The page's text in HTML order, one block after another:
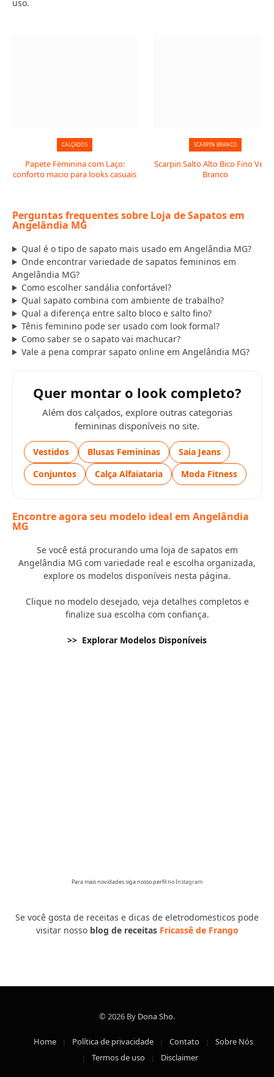
uso.
CALÇADOS
Papete Feminina com Laço:
conforto macio para looks casuais
SCARPIN BRANCO
Scarpin Salto Alto Bico Fino
Branco
Perguntas frequentes sobre Loja de Sapatos em
Angelândia MG
Qual é o tipo de sapato mais usado em Angelândia MG?
Onde encontrar variedade de sapatos femininos em
Angelândia MG?
Como escolher sandália confortável?
Qual sapato combina com ambiente de trabalho?
Qual a diferença entre salto bloco e salto fino?
Tênis feminino pode ser usado com look formal?
Como saber se o sapato vai machucar?
Vale a pena comprar sapato online em Angelândia MG?
Quer montar o look completo?
Além dos calçados, explore outras categorias
femininas disponíveis no site.
Vestidos Blusas Femininas
Saia Jeans
Conjuntos
Calça Alfaiataria Moda Fitness
Encontre agora seu modelo ideal em Angelândia
MG
Se você está procurando uma loja de sapatos em
Angelândia MG com variedade real e escolha organizada,
explore os modelos disponíveis nesta página.
Clique no modelo desejado, veja detalhes completos e
finalize sua escolha com confiança.
>> Explorar Modelos Disponíveis
Para mais novidades siga nosso perfil noInstagram
Se você gosta de receitas e dicas de eletrodomesticos pode
visitar nosso blog de receitas Fricassê de Frango
© 2026 By Dona Sho.
Home Política de privacidade Contato
Sobre Nós
Termos de uso
Disclaimer